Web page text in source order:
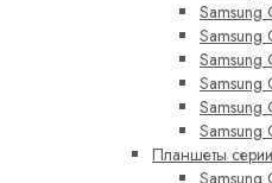
Samsung
Samsung
Samsung
Samsung
Samsung
Samsung
Планшеты